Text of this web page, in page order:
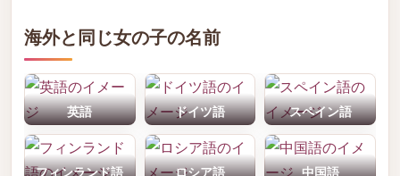
海外と同じ女の子の名前
英語 ドイツ語 スペイン語
フィンランド語 ロシア語 中国語